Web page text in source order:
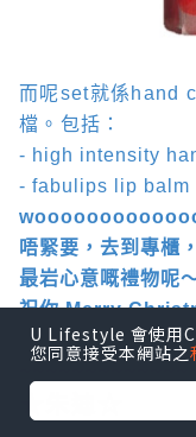
而呢set就係 hand
檔。包括：
- high intensity
- fabulips lip balm
唔緊要，去到專櫃
最岩心意嘅禮物呢
祝你Merry
U Lifestyle 會使用
您同意接受本網站之